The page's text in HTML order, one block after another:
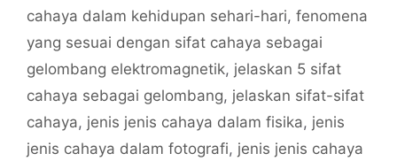
cahaya dalam kehidupan sehari-hari, fenomena
yang sesuai dengan sifat cahaya sebagai
gelombang elektromagnetik, jelaskan 5 sifat
cahaya sebagai gelombang, jelaskan sifat-sifat
cahaya, jenis jenis cahaya dalam fisika, jenis
jenis cahaya dalam fotografi, jenis jenis cahaya